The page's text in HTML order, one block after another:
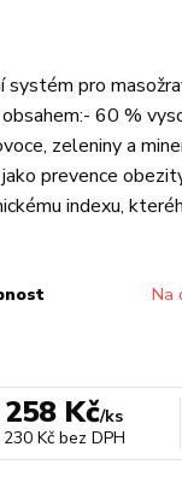
systém pro
obsahem:- 60 %
zeleniny a
prevence
indexu,
Na
258 Kč/ks
230 Kč bez DPH